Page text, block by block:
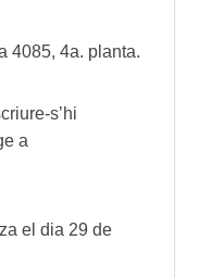
4085, 4a. planta.
s’hi
a
el dia 29 de